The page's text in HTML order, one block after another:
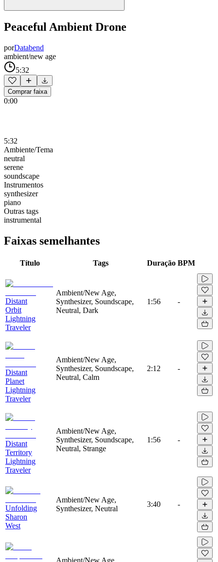
Peaceful Ambient Drone
porDatabend
ambient/new age
5:32
Comprar faixa
0:00
5:32
Ambiente/Tema
neutral
serene
soundscape
Instrumentos
synthesizer
piano
Outras tags
instrumental
Faixas semelhantes
Título Tags Duração BPM
Distant
Orbit
Lightning
Traveler
Ambient/New Age,
Synthesizer, Soundscape,
Neutral, Dark
1:56 -
Distant
Planet
Lightning
Traveler
Ambient/New Age,
Synthesizer, Soundscape,
Neutral, Calm
2:12 -
Distant
Territory
Lightning
Traveler
Ambient/New Age,
Synthesizer, Soundscape,
Neutral, Strange
1:56 -
Unfolding
Sharon
West
Ambient/New Age,
Synthesizer, Neutral
3:40 -
Ambient/New Age,